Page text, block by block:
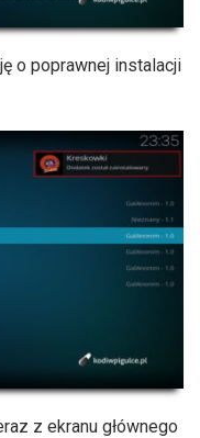
o poprawnej instalacji
z ekranu głównego